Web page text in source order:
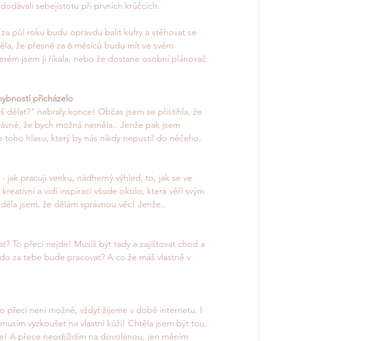
sebejistotu při prvních krůčcích.
půl roku budu opravdu balit kufry a stěhovat se
že přesně za 6 měsíců budu mít ve svém
jsem ji říkala, nebo že dostane osobní plánovač
přicházelo
dělat?" nebraly konce! Občas jsem se přistihla, že
že bych možná neměla.. Jenže pak jsem
toho hlasu, který by nás nikdy nepustil do něčeho,
jak pracuji venku, nádherný výhled, to, jak se ve
a vidí inspiraci všude okolo, která věří svým
jsem, že dělám správnou věc! Jenže..
To přeci nejde! Musíš být tady a zajišťovat chod a
za tebe bude pracovat? A co že máš vlastně v
přeci není možné, vždyť žijeme v době internetu. I
vyzkoušet na vlastní kůži! Chtěla jsem být tou,
A přece neodjíždím na dovolenou, jen měním